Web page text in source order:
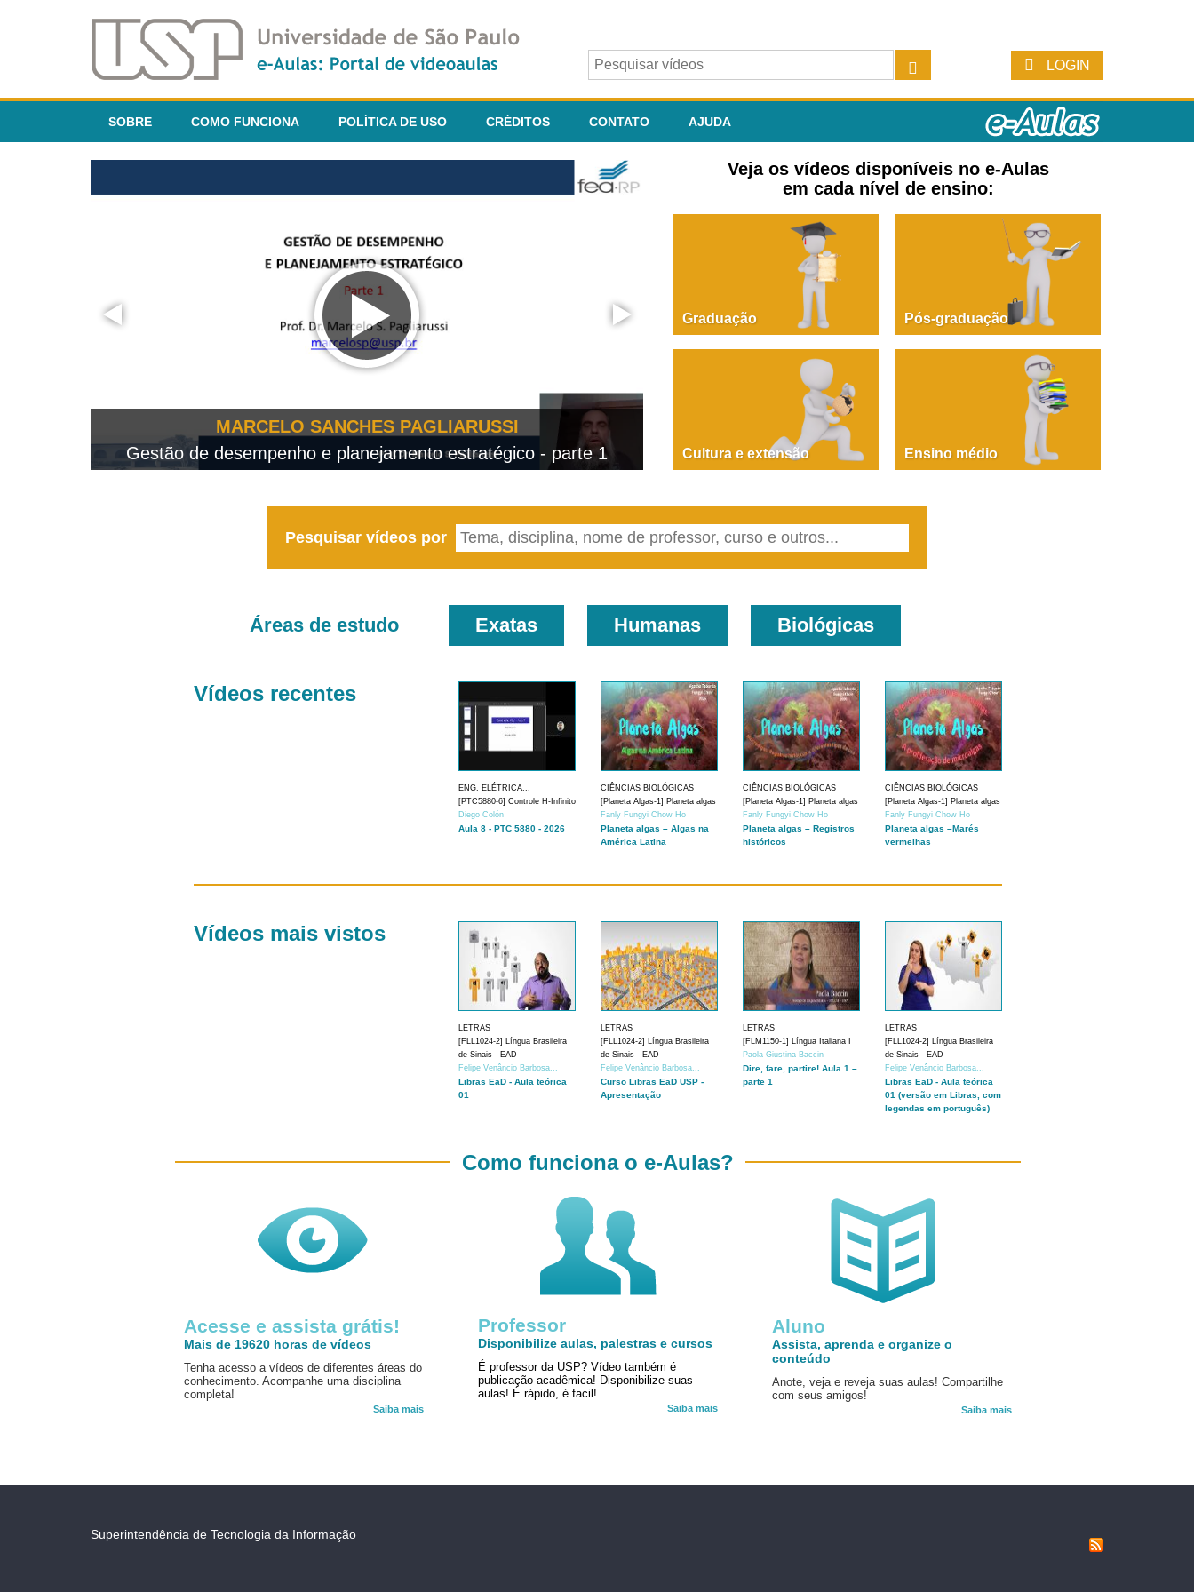
LOGIN
SOBRE COMO FUNCIONA POLÍTICA DE USO CRÉDITOS CONTATO AJUDA
MARCELO SANCHES PAGLIARUSSI
Gestão de desempenho e planejamento estratégico - parte 1
PAOLA GIUSTINA BACCIN
Dire, fare, partire! Aula 1 – parte 1
Veja os vídeos disponíveis no e-Aulas
em cada nível de ensino:
Graduação Pós-graduação
Cultura e extensão Ensino médio
Pesquisar vídeos por
Áreas de estudo Exatas Humanas Biológicas
Vídeos recentes
ENG. ELÉTRICA...
[PTC5880-6] Controle H-Infinito
Diego Colón
Aula 8 - PTC 5880 - 2026
CIÊNCIAS BIOLÓGICAS
[Planeta Algas-1] Planeta algas
Fanly Fungyi Chow Ho
Planeta algas – Algas na
América Latina
CIÊNCIAS BIOLÓGICAS
[Planeta Algas-1] Planeta algas
Fanly Fungyi Chow Ho
Planeta algas – Registros
históricos
CIÊNCIAS BIOLÓGICAS
[Planeta Algas-1] Planeta algas
Fanly Fungyi Chow Ho
Planeta algas –Marés
vermelhas
Vídeos mais vistos
LETRAS
[FLL1024-2] Língua Brasileira
de Sinais - EAD
Felipe Venâncio Barbosa...
Libras EaD - Aula teórica
01
LETRAS
[FLL1024-2] Língua Brasileira
de Sinais - EAD
Felipe Venâncio Barbosa...
Curso Libras EaD USP -
Apresentação
LETRAS
[FLM1150-1] Língua Italiana I
Paola Giustina Baccin
Dire, fare, partire! Aula 1 –
parte 1
LETRAS
[FLL1024-2] Língua Brasileira
de Sinais - EAD
Felipe Venâncio Barbosa...
Libras EaD - Aula teórica
01 (versão em Libras, com
legendas em português)
Acesse e assista grátis!
Mais de 19620 horas de vídeos
Tenha acesso a vídeos de diferentes áreas do
conhecimento. Acompanhe uma disciplina
completa!
Saiba mais
Aluno
Assista, aprenda e organize o
conteúdo
Anote, veja e reveja suas aulas! Compartilhe
com seus amigos!
Saiba mais
Como funciona o e-Aulas?
Professor
Disponibilize aulas, palestras e cursos
É professor da USP? Vídeo também é
publicação acadêmica! Disponibilize suas
aulas! É rápido, é facil!
Saiba mais
Superintendência de Tecnologia da Informação